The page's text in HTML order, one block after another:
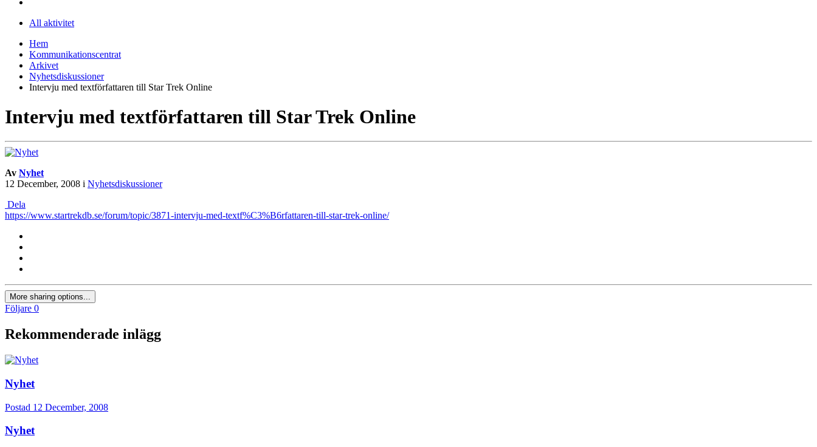
All aktivitet
Hem
Kommunikationscentrat
Arkivet
Nyhetsdiskussioner
Intervju med textförfattaren till Star Trek Online
Intervju med textförfattaren till Star Trek Online
Av Nyhet
12 December, 2008 i Nyhetsdiskussioner
Dela
https://www.startrekdb.se/forum/topic/3871-intervju-med-textf%C3%B6rfattaren-till-star-trek-online/
More sharing options...
Följare 0
Rekommenderade inlägg
Nyhet
Postad 12 December, 2008
Nyhet